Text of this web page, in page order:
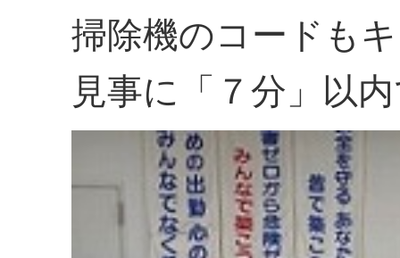
掃除機のコードも
見事に「７分」以